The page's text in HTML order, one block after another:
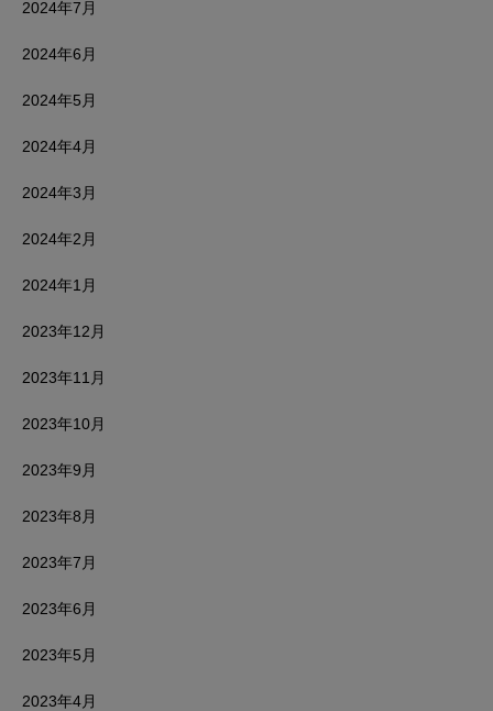
2024年7月
2024年6月
2024年5月
2024年4月
2024年3月
2024年2月
2024年1月
2023年12月
2023年11月
2023年10月
2023年9月
2023年8月
2023年7月
2023年6月
2023年5月
2023年4月